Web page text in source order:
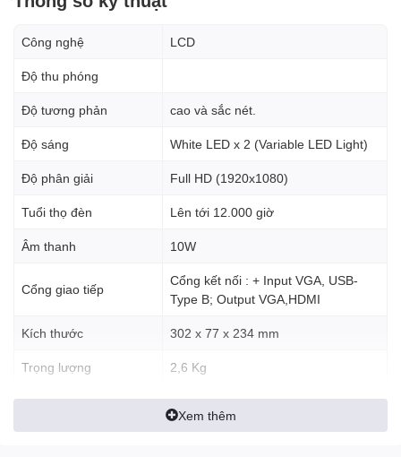
Công nghệ LCD
Độ thu phóng
Độ tương phản cao và sắc nét.
Độ sáng White LED x 2 (Variable LED Light)
Độ phân giải Full HD (1920x1080)
Tuổi thọ đèn Lên tới 12.000 giờ
Âm thanh 10W
Cổng giao tiếp
Cổng kết nối : + Input VGA, USB-
Type B; Output VGA,HDMI
Kích thước 302 x 77 x 234 mm
Trọng lượng 2,6 Kg
Xem thêm